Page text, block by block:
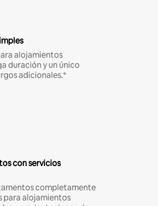
alojamientos
duración y un único
adicionales.*
con servicios
completamente
para alojamientos